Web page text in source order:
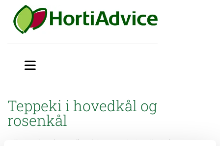
Teppeki i hovedkål og
rosenkål
Miljøstyrelsen har godkendt brugsanvisning til mindre